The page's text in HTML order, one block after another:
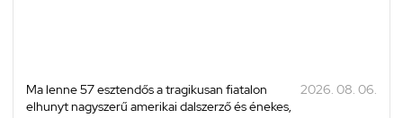
Ma lenne 57 esztendős a tragikusan fiatalon
elhunyt nagyszerű amerikai dalszerző és énekes,
2026. 08. 06.